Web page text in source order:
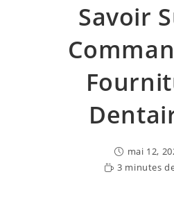
Savoir
mai 12,
3 minutes